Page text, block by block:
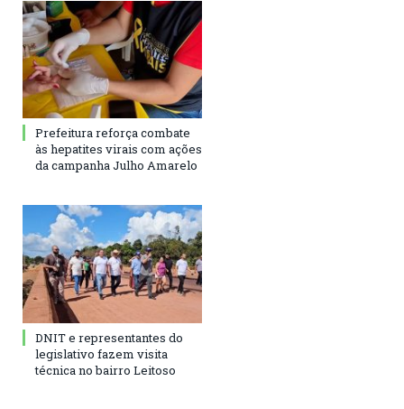
Prefeitura reforça combate
às hepatites virais com ações
da campanha Julho Amarelo
DNIT e representantes do
legislativo fazem visita
técnica no bairro Leitoso